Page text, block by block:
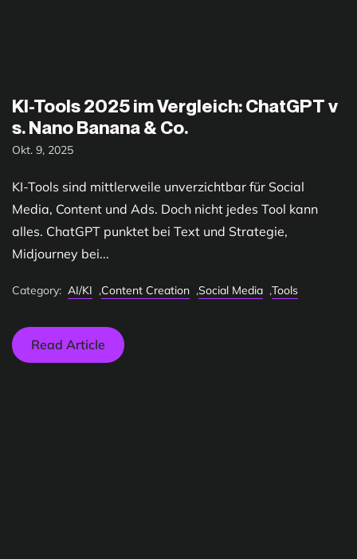
KI-Tools 2025 im Vergleich: ChatGPT v
s. Nano Banana & Co.
Okt. 9, 2025
KI-Tools sind mittlerweile unverzichtbar für Social
Media, Content und Ads. Doch nicht jedes Tool kann
alles. ChatGPT punktet bei Text und Strategie,
Midjourney bei...
Category: AI/KI ,Content Creation ,Social Media ,Tools
Read Article